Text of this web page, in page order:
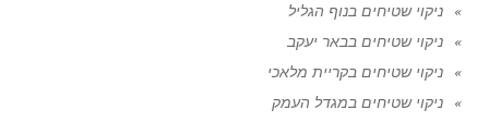
ניקוי שטיחים בנוף הגליל
ניקוי שטיחים בבאר יעקב
ניקוי שטיחים בקריית מלאכי
ניקוי שטיחים במגדל העמק